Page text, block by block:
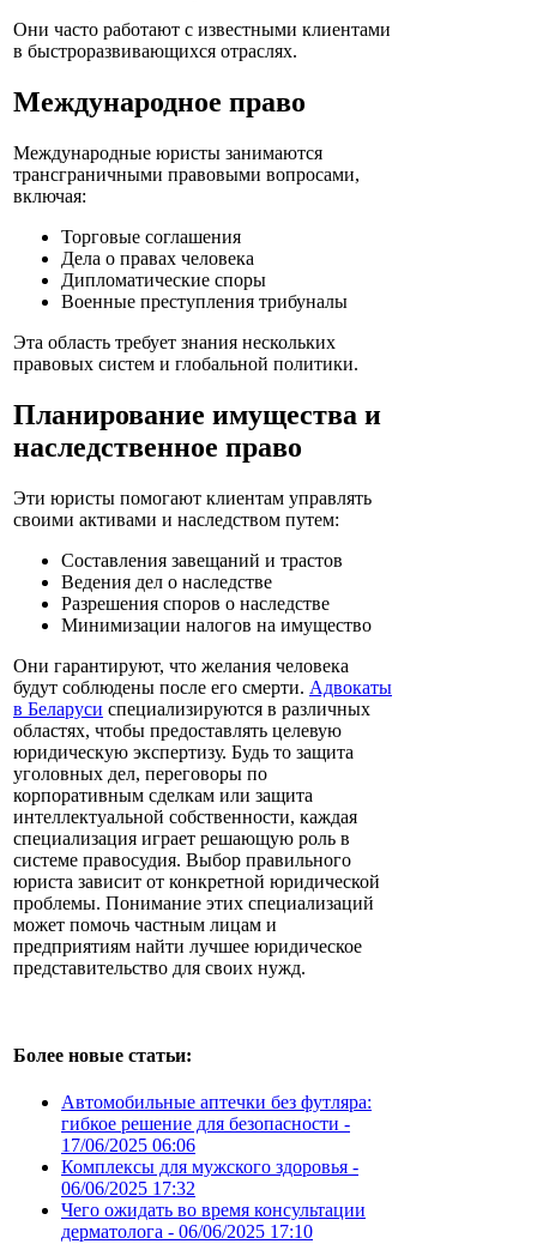
Они часто работают с известными клиентами
в быстроразвивающихся отраслях.
Международное право
Международные юристы занимаются
трансграничными правовыми вопросами,
включая:
Торговые соглашения
Дела о правах человека
Дипломатические споры
Военные преступления трибуналы
Эта область требует знания нескольких
правовых систем и глобальной политики.
Планирование имущества и
наследственное право
Эти юристы помогают клиентам управлять
своими активами и наследством путем:
Составления завещаний и трастов
Ведения дел о наследстве
Разрешения споров о наследстве
Минимизации налогов на имущество
Они гарантируют, что желания человека
будут соблюдены после его смерти. Адвокаты
в Беларуси специализируются в различных
областях, чтобы предоставлять целевую
юридическую экспертизу. Будь то защита
уголовных дел, переговоры по
корпоративным сделкам или защита
интеллектуальной собственности, каждая
специализация играет решающую роль в
системе правосудия. Выбор правильного
юриста зависит от конкретной юридической
проблемы. Понимание этих специализаций
может помочь частным лицам и
предприятиям найти лучшее юридическое
представительство для своих нужд.
Более новые статьи:
Автомобильные аптечки без футляра:
гибкое решение для безопасности -
17/06/2025 06:06
Комплексы для мужского здоровья -
06/06/2025 17:32
Чего ожидать во время консультации
дерматолога - 06/06/2025 17:10